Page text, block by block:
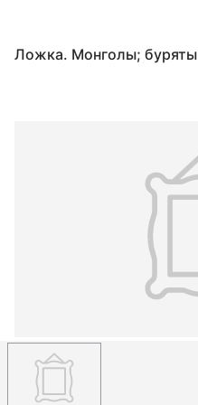
Ложка. Монголы; буряты